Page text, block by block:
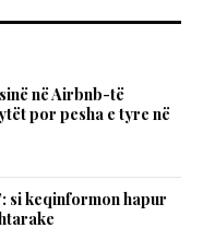
në Airbnb-të
por pesha e tyre në
si keqinformon hapur